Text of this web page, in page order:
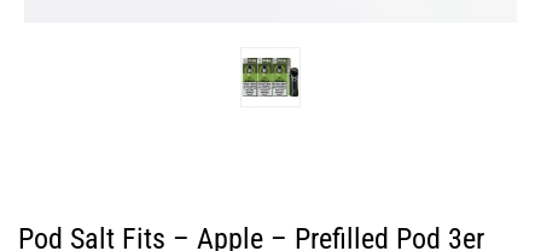
Pod Salt Fits – Apple – Prefilled Pod 3er